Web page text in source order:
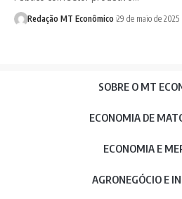
Redação MT Econômico 29 de maio de 2025
SOBRE O MT
ECONOMIA DE
ECONOMIA E
AGRONEGÓCIO E